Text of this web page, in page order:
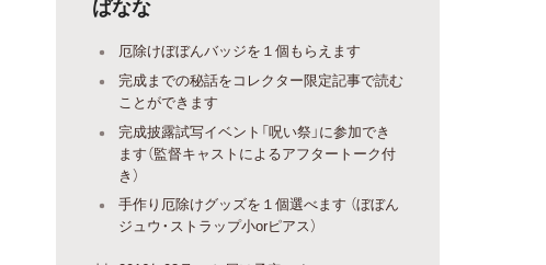
厄除けぼぼんバッジを１個もらえます
完成までの秘話をコレクター限定記事で読む
ことができます
完成披露試写イベント「呪い祭」に参加でき
ます（監督キャストによるアフタートーク付
き）
手作り厄除けグッズを１個選べます （ぼぼん
ジュウ・ストラップ小orピアス）